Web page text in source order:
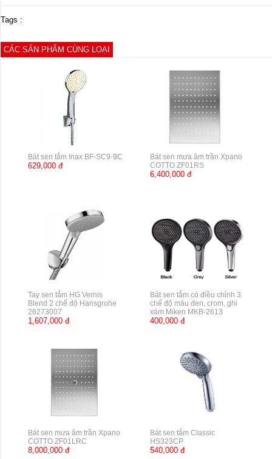
Tags :
CÁC SẢN PHẨM CÙNG LOẠI
Bát sen tắm Inax BF-SC9-9C
629,000 đ
Bát sen mưa âm trần Xpano
COTTO ZF01RS
6,400,000 đ
Tay sen tắm HG Vernis
Blend 2 chế độ Hansgrohe
26273007
1,607,000 đ
Bát sen tắm có điều chỉnh 3
chế độ màu đen, crom, ghi
xám Miken MKB-2613
400,000 đ
Bát sen mưa âm trần Xpano
COTTO ZF01LRC
8,000,000 đ
Bát sen tắm Classic
HS323CP
540,000 đ